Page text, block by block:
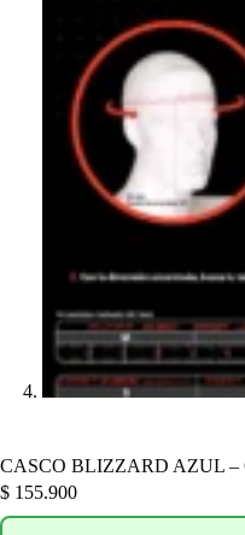
CASCO BLIZZARD AZUL –
$ 155.900